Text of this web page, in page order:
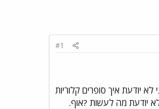
#1
יודעת איך סופרים קלוריות
יודעת מה לעשות ?אוף.